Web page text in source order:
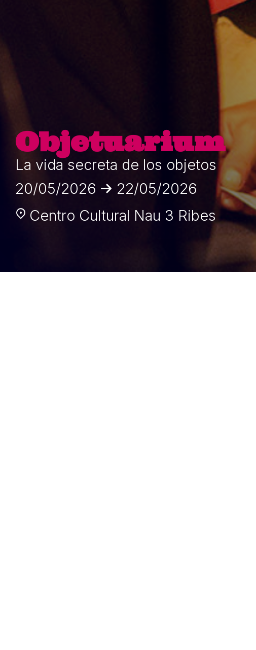
Objetuarium
La vida secreta de los objetos
20/05/2026
22/05/2026
Centro Cultural Nau 3 Ribes